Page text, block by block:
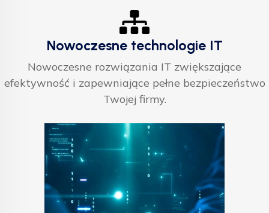
Nowoczesne technologie IT
Nowoczesne rozwiązania IT zwiększające
efektywność i zapewniające pełne bezpieczeństwo
Twojej firmy.